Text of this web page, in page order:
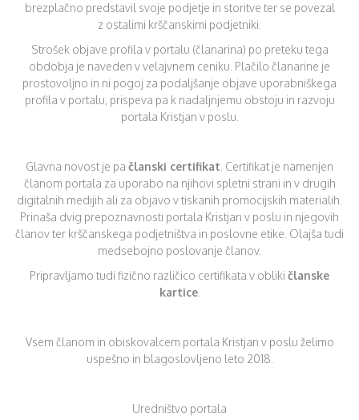
brezplačno predstavil svoje podjetje in storitve ter se povezal
z ostalimi krščanskimi podjetniki.
Strošek objave profila v portalu (članarina) po preteku tega
obdobja je naveden v velajvnem ceniku. Plačilo članarine je
prostovoljno in ni pogoj za podaljšanje objave uporabniškega
profila v portalu, prispeva pa k nadaljnjemu obstoju in razvoju
portala Kristjan v poslu.
Glavna novost je pa članski certifikat . Certifikat je namenjen
članom portala za uporabo na njihovi spletni strani in v drugih
digitalnih medijih ali za objavo v tiskanih promocijskih materialih.
Prinaša dvig prepoznavnosti portala Kristjan v poslu in njegovih
članov ter krščanskega podjetništva in poslovne etike. Olajša tudi
medsebojno poslovanje članov.
Pripravljamo tudi fizično različico certifikata v obliki članske
kartice.
Vsem članom in obiskovalcem portala Kristjan v poslu želimo
uspešno in blagoslovljeno leto 2018.
Uredništvo portala